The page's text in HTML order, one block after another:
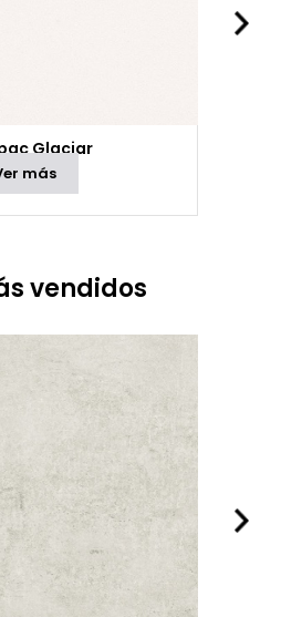
Glaciar
más
vendidos